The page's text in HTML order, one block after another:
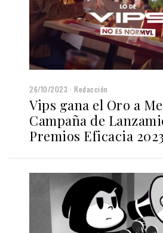
26/10/2023 Redacción
Vips gana el Oro a
Campaña de
Premios Eficacia 2023